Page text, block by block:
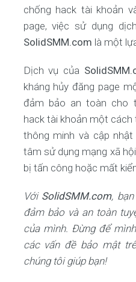
chống hack tài khoản
page, việc sử dụng
SolidSMM.com là một
Dịch vụ của
kháng hủy đăng page
đảm bảo an toàn cho
hack tài khoản một cách
thông minh và cập
tâm sử dụng mạng xã
bị tấn công hoặc mất
Với SolidSMM.com,
đảm bảo và an toàn
của mình. Đừng để
các vấn đề bảo mật
chúng tôi giúp bạn!